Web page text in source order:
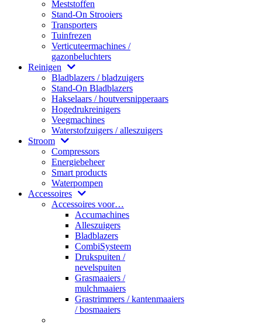
Meststoffen
Stand-On Strooiers
Transporters
Tuinfrezen
Verticuteermachines /
gazonbeluchters
Reinigen
Bladblazers / bladzuigers
Stand-On Bladblazers
Hakselaars / houtversnipperaars
Hogedrukreinigers
Veegmachines
Waterstofzuigers / alleszuigers
Stroom
Compressors
Energiebeheer
Smart products
Waterpompen
Accessoires
Accessoires voor…
Accumachines
Alleszuigers
Bladblazers
CombiSysteem
Drukspuiten /
nevelspuiten
Grasmaaiers /
mulchmaaiers
Grastrimmers / kantenmaaiers
/ bosmaaiers